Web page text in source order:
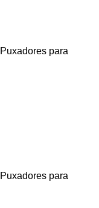
Puxadores para
Puxadores para